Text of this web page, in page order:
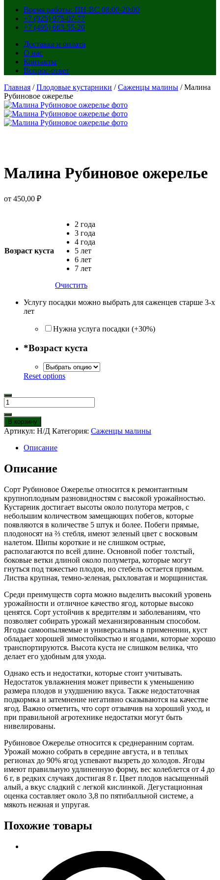
Время работы: ПН-ВС 08:00-20:00
+7 (925) 975-07-77
+7 (495) 663-55-20
Доставка и оплата
О нас
Контакты
Вопрос-ответ
Главная /Плодовые кустарники /Саженцы малины / Малина
Рубиновое ожерелье
Малина Рубиновое ожерелье
от 450,00 ₽
Возраст куста
2 года
3 года
4 года
5 лет
6 лет
7 лет
Очистить
Услугу посадки можно выбрать для саженцев старше 3-х
лет
Нужна услуга посадки (+30%)
*Возраст куста
Reset options
Количество
товара
Малина
Рубиновое
ожерелье
В корзину
Артикул: Н/Д Категория: Саженцы малины
Описание
Описание
Сорт Рубиновое Ожерелье относится к ремонтантным
крупноплодным разновидностям с высокой урожайностью.
Кустарник достигает высоты около полутора метров, с
небольшим количеством замещающих побегов, которые
появляются в количестве 5 штук и более. Побеги прямые,
плодоносят на ⅔ стебля, имеют зеленый цвет с восковым
налетом. Шипы короткие и не слишком острые,
располагаются по всей длине. Основной побег толстый,
боковые ветки длиной около полуметра, которые могут
гнуться под тяжестью плодов, но стебель остается прямым.
Листва крупная, темно-зеленая, рыхловатая и морщинистая.
Среди преимуществ сорта можно выделить высокий уровень
урожайности и отличное качество ягод, которые высоко
ценятся. Сорт устойчив к вредителям и заболеваниям, что
позволяет собирать урожай механизированным способом.
Ягоды самоопыляемые и универсальны в применении, куст
обладает хорошей зимостойкостью и ягодами, которые хорошо
транспортируются. Высота куста не слишком велика, что
делает его удобным для ухода.
Однако есть и недостатки, которые стоит учитывать.
Недостаток увлажнения может привести к уменьшению
размера плодов и ухудшению вкуса. Также недостаточная
подкормка и затемнение негативно сказываются на качестве
ягод. Важно отметить, что сорт отзывчив на хороший уход, и
при правильной агротехнике недостатки могут быть
нивелированы.
Рубиновое Ожерелье относится к среднеранним сортам.
Урожай можно собрать в середине августа, и в теплых
регионах до 90% ягод успевают вызреть до холодов. Ягоды
имеют правильную удлиненную форму, вес колеблется от 4 до
6 г, в редких случаях достигая 8 г. Цвет плодов насыщенный
алый, а вкус сладкий с легкой кислинкой. Дегустационная
оценка составляет около 3,8 по пятибалльной системе, а
мякоть нежная и упругая.
Похожие товары